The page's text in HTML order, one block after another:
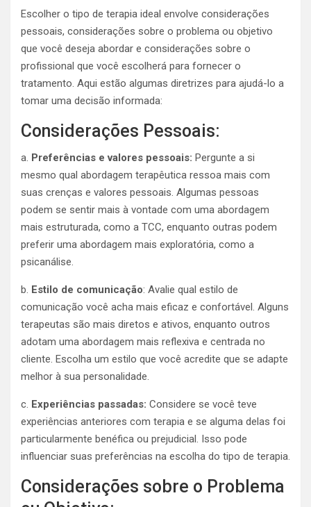
Escolher o tipo de terapia ideal envolve considerações
pessoais, considerações sobre o problema ou objetivo
que você deseja abordar e considerações sobre o
profissional que você escolherá para fornecer o
tratamento. Aqui estão algumas diretrizes para ajudá-lo a
tomar uma decisão informada:
Considerações Pessoais:
a. Preferências e valores pessoais: Pergunte a si
mesmo qual abordagem terapêutica ressoa mais com
suas crenças e valores pessoais. Algumas pessoas
podem se sentir mais à vontade com uma abordagem
mais estruturada, como a TCC, enquanto outras podem
preferir uma abordagem mais exploratória, como a
psicanálise.
b. Estilo de comunicação: Avalie qual estilo de
comunicação você acha mais eficaz e confortável. Alguns
terapeutas são mais diretos e ativos, enquanto outros
adotam uma abordagem mais reflexiva e centrada no
cliente. Escolha um estilo que você acredite que se adapte
melhor à sua personalidade.
c. Experiências passadas: Considere se você teve
experiências anteriores com terapia e se alguma delas foi
particularmente benéfica ou prejudicial. Isso pode
influenciar suas preferências na escolha do tipo de terapia.
Considerações sobre o Problema